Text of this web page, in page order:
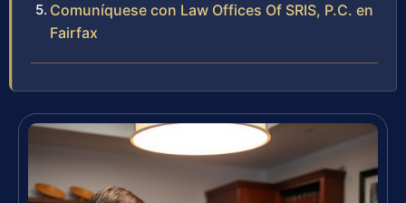
Comuníquese con Law Offices Of SRIS, P.C. en
Fairfax